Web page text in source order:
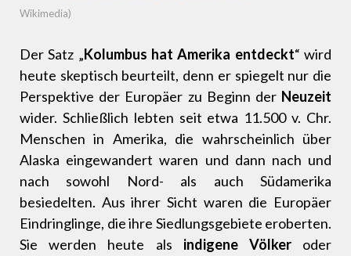
Wikimedia)
Der Satz „Kolumbus hat Amerika entdeckt“ wird
heute skeptisch beurteilt, denn er spiegelt nur die
Perspektive der Europäer zu Beginn der Neuzeit
wider. Schließlich lebten seit etwa 11.500 v. Chr.
Menschen in Amerika, die wahrscheinlich über
Alaska eingewandert waren und dann nach und
nach sowohl Nord- als auch Südamerika
besiedelten. Aus ihrer Sicht waren die Europäer
Eindringlinge, die ihre Siedlungsgebiete eroberten.
Sie werden heute als indigene Völker oder